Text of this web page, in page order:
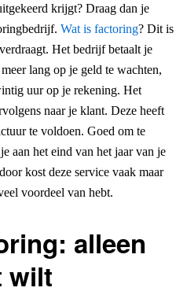
krijgt? Draag dan je
Wat is factoring? Dit is
Het bedrijf betaalt je
lang op je geld te wachten,
uur op je rekening. Het
naar je klant. Deze heeft
te voldoen. Goed om te
aan het eind van het jaar van je
kost deze service vaak maar
voordeel van hebt.
alleen
wilt